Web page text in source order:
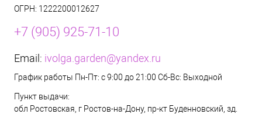
ОГРН: 1222200012627
+7 (905) 925-71-10
Email: ivolga.garden@yandex.ru
График работы Пн-Пт: с 9:00 до 21:00 Сб-Вс: Выходной
Пункт выдачи:
обл Ростовская, г Ростов-на-Дону, пр-кт Буденновский, зд.